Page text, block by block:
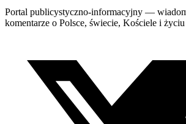
Portal publicystyczno-informacyjny —
komentarze o Polsce, świecie, Kościele i